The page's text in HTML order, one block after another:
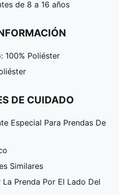
de 8 a 16 años
100% Poliéster
DE CUIDADO
Especial Para Prendas De
Similares
Prenda Por El Lado Del